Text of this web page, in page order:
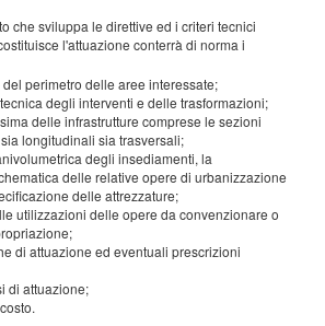
che sviluppa le direttive ed i criteri tecnici
l'attuazione conterrà di norma i
perimetro delle aree interessate;
degli interventi e delle trasformazioni;
delle infrastrutture comprese le sezioni
longitudinali sia trasversali;
degli insediamenti, la
delle relative opere di urbanizzazione
delle attrezzature;
utilizzazioni delle opere da convenzionare o
di attuazione ed eventuali prescrizioni
di attuazione;